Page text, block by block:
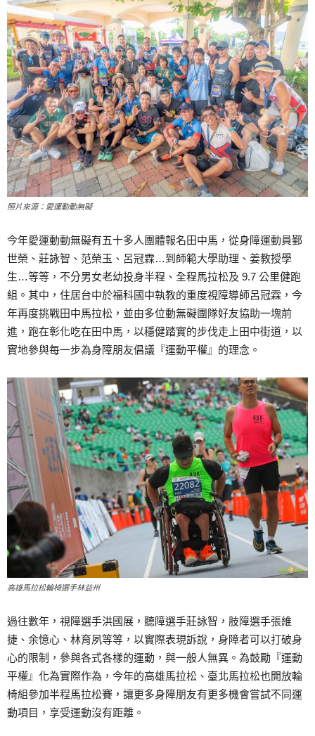
照片來源：愛運動動無礙
今年愛運動動無礙有五十多人團體報名田中馬，從身障運動員鄞
世榮、莊詠智、范榮玉、呂冠霖…到師範大學助理、姜教授學
生…等等，不分男女老幼投身半程、全程馬拉松及 9.7 公里健跑
組。其中，住居台中於福科國中執教的重度視障導師呂冠霖，今
年再度挑戰田中馬拉松，並由多位動無礙團隊好友協助一塊前
進，跑在彰化吃在田中馬，以穩健踏實的步伐走上田中街道，以
實地參與每一步為身障朋友倡議『運動平權』的理念。
高雄馬拉松輪椅選手林益州
過往數年，視障選手洪國展，聽障選手莊詠智，肢障選手張維
捷、余憶心、林育夙等等，以實際表現訴說，身障者可以打破身
心的限制，參與各式各樣的運動，與一般人無異。為鼓勵『運動
平權』化為實際作為，今年的高雄馬拉松、臺北馬拉松也開放輪
椅組參加半程馬拉松賽，讓更多身障朋友有更多機會嘗試不同運
動項目，享受運動沒有距離。